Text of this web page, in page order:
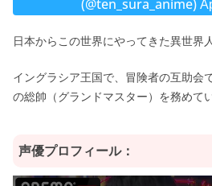
(@ten_sura_anime)
日本からこの世界にやってきた異世界
イングラシア王国で、冒険者の互助会
の総帥（グランドマスター）を務めて
声優プロフィール：